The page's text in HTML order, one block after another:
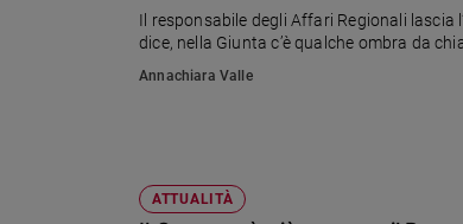
Il responsabile degli Affari Regionali lascia
dice, nella Giunta c’è qualche ombra da
Annachiara Valle
ATTUALITÀ